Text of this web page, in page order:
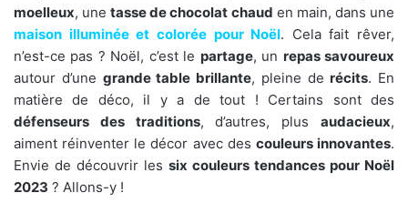
moelleux, unetasse de chocolat chaud en main, dans une
maison illuminée et colorée pour Noël. Cela fait rêver,
n’est-ce pas ? Noël, c’est le partage, un repas savoureux
autour d’une grande table brillante, pleine de récits. En
matière de déco, il y a de tout ! Certains sont des
défenseurs des traditions, d’autres, plusaudacieux,
aiment réinventer le décor avec des couleurs innovantes.
Envie de découvrir les six couleurs tendances pour Noël
2023 ? Allons-y !